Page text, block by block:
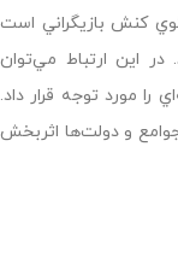
كنش بازيگراني است
اين ارتباط مي‌توان
مورد توجه قرار داد.
و دولت‌ها اثربخش